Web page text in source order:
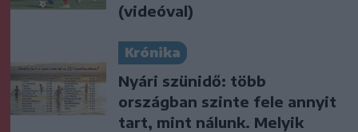
(videóval)
Krónika
Nyári szünidő: több
országban szinte fele annyit
tart, mint nálunk. Melyik